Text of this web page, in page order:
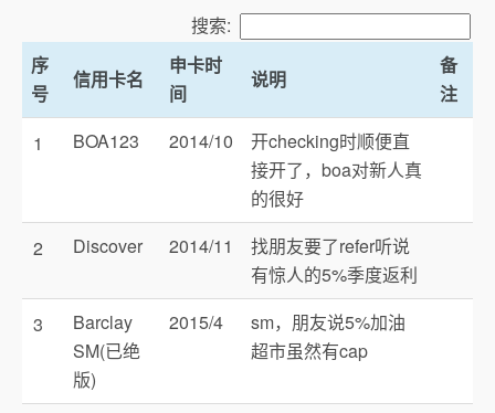
搜索:
序
号
信用卡名
申卡时
间
说明
备
注
1
BOA123 2014/10
开checking时顺便直
接开了，boa对新人真
的很好
2
Discover 2014/11
找朋友要了refer听说
有惊人的5%季度返利
3
Barclay
SM(已绝
版)
2015/4
sm，朋友说5%加油
超市虽然有cap